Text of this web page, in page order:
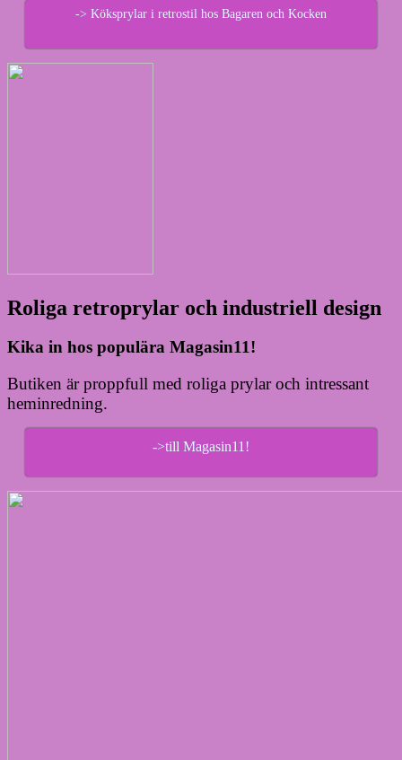
-> Köksprylar i retrostil hos Bagaren och Kocken
Roliga retroprylar och industriell design
Kika in hos populära Magasin11!
Butiken är proppfull med roliga prylar och intressant
heminredning.
->till Magasin11!